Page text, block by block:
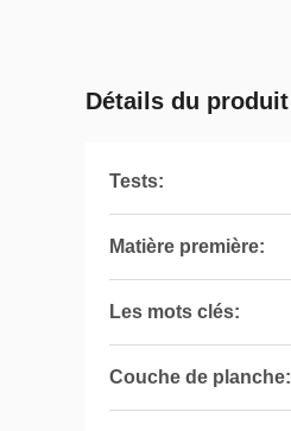
Détails du produit
Tests:
Matière première:
Les mots clés:
Couche de planche: